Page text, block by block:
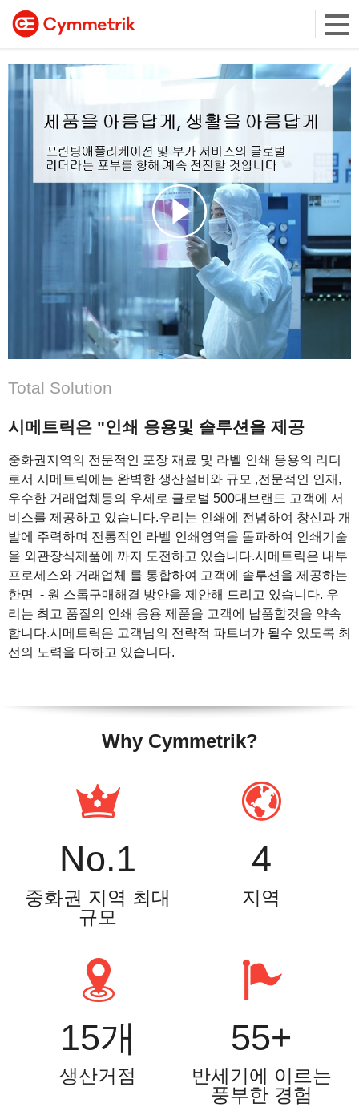
Total Solution
시메트릭은 "인쇄 응용및 솔루션을 제공
중화권지역의 전문적인 포장 재료 및 라벨 인쇄 응용의 리더
로서 시메트릭에는 완벽한 생산설비와 규모 ,전문적인 인재,
우수한 거래업체등의 우세로 글로벌 500대브랜드 고객에 서
비스를 제공하고 있습니다.우리는 인쇄에 전념하여 창신과 개
발에 주력하며 전통적인 라벨 인쇄영역을 돌파하여 인쇄기술
을 외관장식제품에 까지 도전하고 있습니다.시메트릭은 내부
프로세스와 거래업체 를 통합하여 고객에 솔루션을 제공하는
한면 - 원 스톱구매해결 방안을 제안해 드리고 있습니다. 우
리는 최고 품질의 인쇄 응용 제품을 고객에 납품할것을 약속
합니다.시메트릭은 고객님의 전략적 파트너가 될수 있도록 최
선의 노력을 다하고 있습니다.
Why Cymmetrik?
No.1
중화권 지역 최대
규모
4
지역
15개
생산거점
55+
반세기에 이르는
풍부한 경험